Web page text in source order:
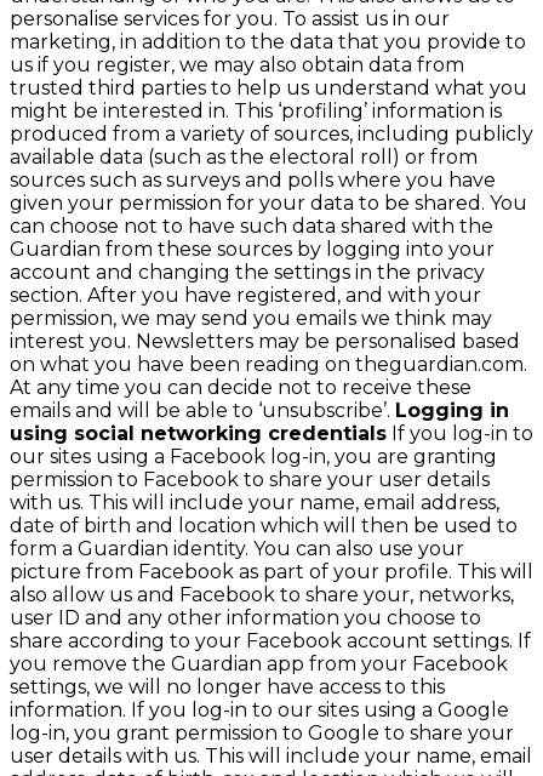
personalise services for you. To assist us in our
marketing, in addition to the data that you provide to
us if you register, we may also obtain data from
trusted third parties to help us understand what you
might be interested in. This ‘profiling’ information is
produced from a variety of sources, including publicly
available data (such as the electoral roll) or from
sources such as surveys and polls where you have
given your permission for your data to be shared. You
can choose not to have such data shared with the
Guardian from these sources by logging into your
account and changing the settings in the privacy
section. After you have registered, and with your
permission, we may send you emails we think may
interest you. Newsletters may be personalised based
on what you have been reading on theguardian.com.
At any time you can decide not to receive these
emails and will be able to ‘unsubscribe’. Logging in
using social networking credentials If you log-in to
our sites using a Facebook log-in, you are granting
permission to Facebook to share your user details
with us. This will include your name, email address,
date of birth and location which will then be used to
form a Guardian identity. You can also use your
picture from Facebook as part of your profile. This will
also allow us and Facebook to share your, networks,
user ID and any other information you choose to
share according to your Facebook account settings. If
you remove the Guardian app from your Facebook
settings, we will no longer have access to this
information. If you log-in to our sites using a Google
log-in, you grant permission to Google to share your
user details with us. This will include your name, email